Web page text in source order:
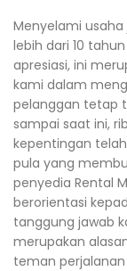
Menyelami
lebih dari 10
apresiasi, ini
kami dalam
pelanggan tetap
sampai saat ini,
kepentingan
pula yang
penyedia Rental
berorientasi
tanggung jawab
merupakan
teman perjalanan